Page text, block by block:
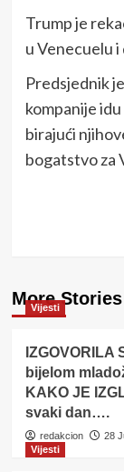
Trump je
u Venecuelu i
Predsjednik
kompanije
birajući
bogatstvo za
More Stories
Vijesti
IZGOVORILA
bijelom
KAKO JE
svaki dan….
redakcion
28
Vijesti